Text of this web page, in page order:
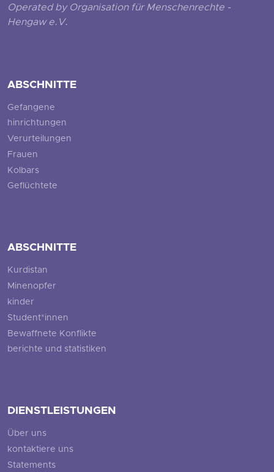
Operated by Organisation für Menschenrechte -
Hengaw e.V.
ABSCHNITTE
Gefangene
hinrichtungen
Verurteilungen
Frauen
Kolbars
Geflüchtete
ABSCHNITTE
Kurdistan
Minenopfer
kinder
Student*innen
Bewaffnete Konflikte
berichte und statistiken
DIENSTLEISTUNGEN
Über uns
kontaktiere uns
Statements